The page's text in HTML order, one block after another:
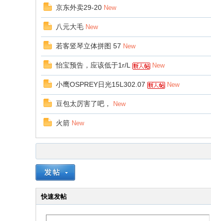
京东外卖29-20 New
八元大毛 New
若客竖琴立体拼图 57 New
怡宝预告，应该低于1r/L New
小鹰OSPREY日光15L302.07 New
豆包太厉害了吧， New
火箭 New
快速发帖